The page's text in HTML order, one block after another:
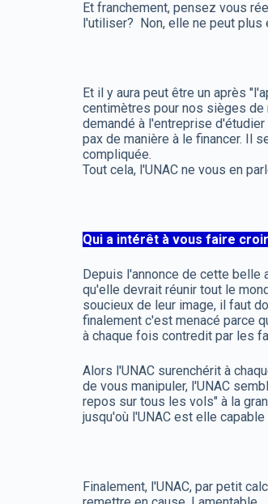
Et franchement, pensez vous
l'utiliser? Non, elle ne peut
Et il y aura peut être un après
centimètres pour nos sièges de
demandé à l'entreprise
pax de manière à le financer. Il
compliquée.
Tout cela, l'UNAC ne vous en
Qui a intérêt à vous faire
Depuis l'annonce de cette belle
qu'elle devrait réunir tout le
soucieux de leur image, il faut
finalement c'est menacé parce
à chaque fois contredit par les
Alors l'UNAC surenchérit à
de vous manipuler, l'UNAC
repos sur tous les vols" à la
jusqu'où l'UNAC est elle capable
Finalement, l'UNAC, par petit